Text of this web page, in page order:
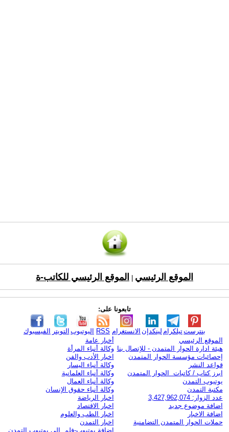
الموقع الرئيسي الموقع الرئيسي للكاتب-ة
تابعونا على:
الفيسبوك التويتر اليوتيوب RSS الانستغرام لينكدإن تيلكرامبنترست
الموقع الرئيسي
هيئة ادارة الحوار المتمدن - للإتصال بنا
إحصائيات مؤسسة الحوار المتمدن
قواعد النشر
ابرز كتاب / كاتبات الحوار المتمدن
يوتيوب التمدن
مكتبة التمدن
عدد الزوار: 3,427,962,074
اضافة موضوع جديد
اضافة الاخبار
حملات الحوار المتمدن التضامنية
أخبار عامة
وكالة أنباء المرأة
اخبار الأدب والفن
وكالة أنباء اليسار
وكالة أنباء العلمانية
وكالة أنباء العمال
وكالة أنباء حقوق الإنسان
اخبار الرياضة
اخبار الاقتصاد
اخبار الطب والعلوم
اخبار التمدن
إضافة يوتيوب-فلم إلى يوتيوب التمدن